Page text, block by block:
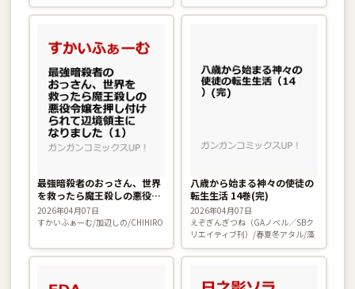
最強暗殺者のおっさん、世界
を救ったら魔王殺しの悪役令
嬢を押し付けられて辺境領主
になりました 1巻
2026年04月07日
すかいふぁーむ/加辺しの/CHIHIRO
八歳から始まる神々の使徒の
転生生活 14巻(完)
2026年04月07日
えぞぎんぎつね（GAノベル／SBク
リエイティブ刊）/春夏冬アタル/藻